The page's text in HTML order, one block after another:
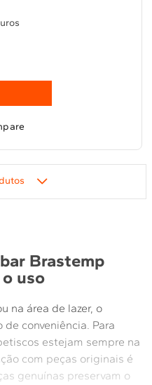
Brastemp
uso
na área de lazer, o
conveniência. Para
estejam sempre na
com peças originais é
genuínas preservam o